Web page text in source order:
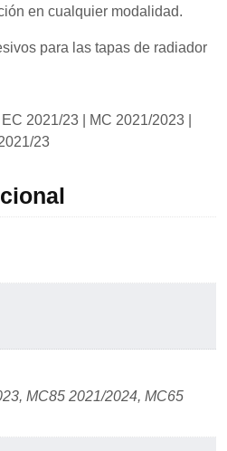
en cualquier modalidad.
para las tapas de radiador
2021/23 | MC 2021/2023 |
23
MC85 2021/2024, MC65